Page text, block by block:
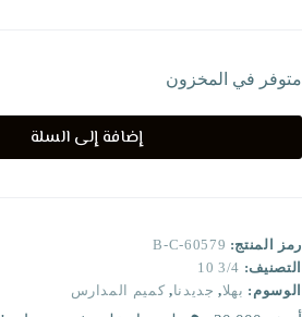
متوفر في المخزون
إضافة إلى السلة
رمز المنتج: B-C-60579
التصنيف: 3/4 10
الوسوم: بهلا, جديدنا, كميم المدارس